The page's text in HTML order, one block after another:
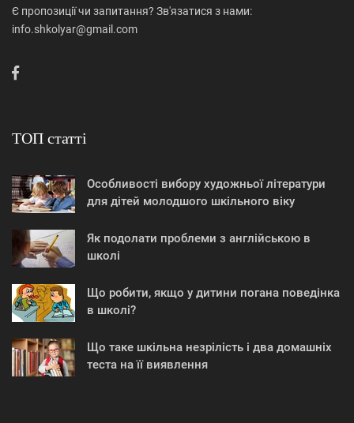
Є пропозиції чи запитання? Зв'язатися з нами:
info.shkolyar@gmail.com
ТОП статті
Особливості вибору художньої літератури
для дітей молодшого шкільного віку
Як подолати проблеми з англійською в
школі
Що робити, якщо у дитини погана поведінка
в школі?
Що таке шкільна незрілість і два домашніх
теста на її виявлення